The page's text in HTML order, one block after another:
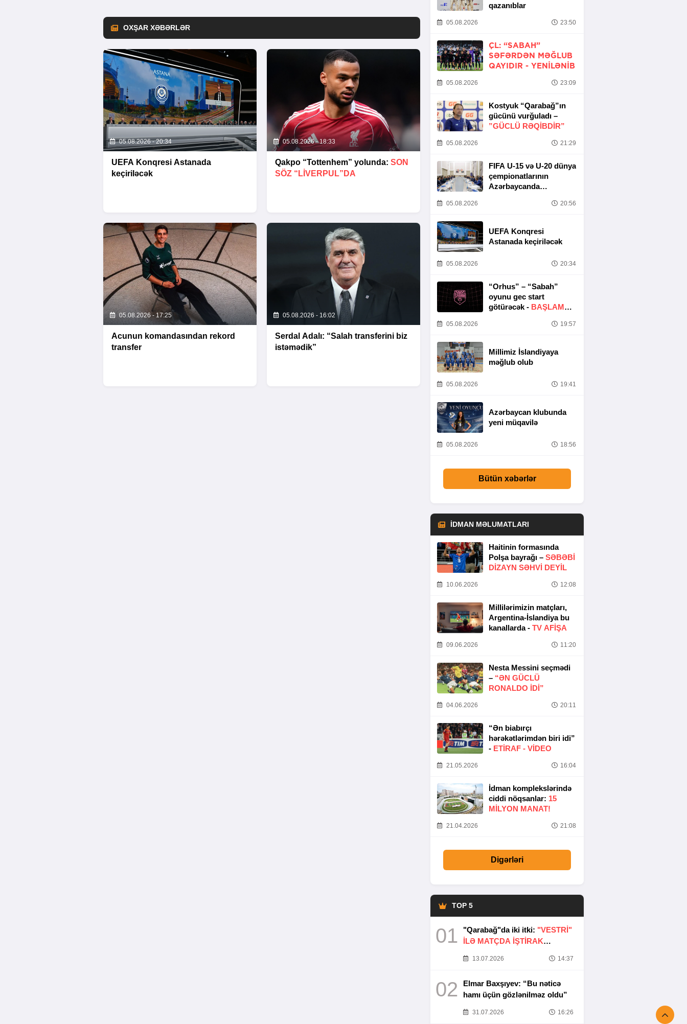
OXŞAR XƏBƏRLƏR
05.08.2026 - 20:34
UEFA Konqresi Astanada
keçiriləcək
05.08.2026 - 18:33
Qakpo “Tottenhem” yolunda: SON
SÖZ “LIVERPUL”DA
05.08.2026 - 17:25
Acunun komandasından rekord
transfer
05.08.2026 - 16:02
Serdal Adalı: “Salah transferini biz
istəmədik”
qazanıblar
05.08.2026 23:50
ÇL: “SABAH”
SƏFƏRDƏN MƏĞLUB
QAYIDIR - YENİLƏNİB
05.08.2026 23:09
Kostyuk “Qarabağ”ın
gücünü vurğuladı –
”GÜCLÜ RƏQİBDİR”
05.08.2026 21:29
FIFA U-15 və U-20 dünya
çempionatlarının
Azərbaycanda
Təşkilat Komitəsinin
05.08.2026 20:56
UEFA Konqresi
Astanada keçiriləcək
05.08.2026 20:34
“Orhus” – “Sabah”
oyunu gec start
götürəcək - BAŞLAMA
05.08.2026 19:57
Millimiz İslandiyaya
məğlub olub
05.08.2026 19:41
Azərbaycan klubunda
yeni müqavilə
05.08.2026 18:56
Bütün xəbərlər
İDMAN MƏLUMATLARI
Haitinin formasında
Polşa bayrağı – SƏBƏBI
DIZAYN SƏHVI DEYIL
10.06.2026 12:08
Millilərimizin matçları,
Argentina-İslandiya bu
kanallarda - TV AFİŞA
09.06.2026 11:20
Nesta Messini seçmədi
– “ƏN GÜCLÜ
RONALDO IDI”
04.06.2026 20:11
“Ən biabırçı
hərəkətlərimdən biri idi”
- ETIRAF - VİDEO
21.05.2026 16:04
İdman komplekslərində
ciddi nöqsanlar: 15
MILYON MANAT!
21.04.2026 21:08
Digərləri
TOP 5
01 "Qarabağ"da iki itki: "VESTRİ"
İLƏ MATÇDA İŞTİRAK
13.07.2026 14:37
02
Elmar Baxşıyev: “Bu nəticə
hamı üçün gözlənilməz oldu”
31.07.2026 16:26